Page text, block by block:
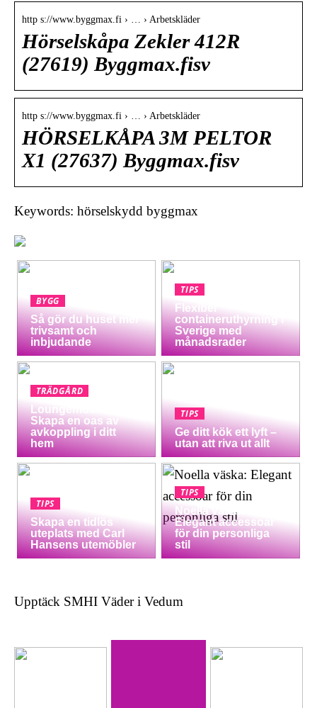
http s://www.byggmax.fi › … › Arbetskläder
Hörselskåpa Zekler 412R
(27619) Byggmax.fisv
http s://www.byggmax.fi › … › Arbetskläder
HÖRSELKÅPA 3M PELTOR
X1 (27637) Byggmax.fisv
Keywords: hörselskydd byggmax
BYGG
Så gör du huset mer
trivsamt och
inbjudande
TIPS
Flexibel
containeruthyrning i
Sverige med
månadsrader
TRÄDGÅRD
Loungemöbler:
Skapa en oas av
avkoppling i ditt
hem
TIPS
Ge ditt kök ett lyft –
utan att riva ut allt
TIPS
Skapa en tidlös
uteplats med Carl
Hansens utemöbler
TIPS
Noella väska:
Elegant accessoar
för din personliga
stil
Upptäck SMHI Väder i Vedum